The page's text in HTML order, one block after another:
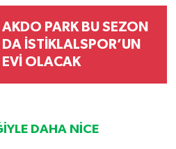
AKDO PARK BU SEZON
DA İSTİKLALSPOR’UN
EVİ OLACAK
DAHA NİCE